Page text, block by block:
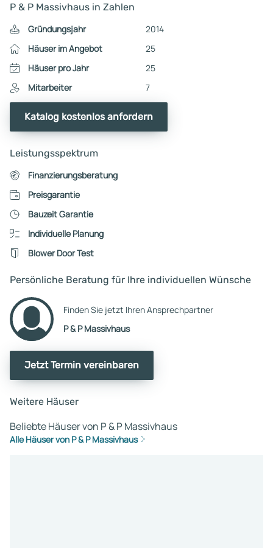
P & P Massivhaus in Zahlen
Gründungsjahr
2014
Häuser im Angebot
25
Häuser pro Jahr
25
Mitarbeiter
7
Katalog kostenlos anfordern
Leistungsspektrum
Finanzierungsberatung
Preisgarantie
Bauzeit Garantie
Individuelle Planung
Blower Door Test
Persönliche Beratung für Ihre individuellen Wünsche
Finden Sie jetzt Ihren Ansprechpartner
P & P Massivhaus
Jetzt Termin vereinbaren
Weitere Häuser
Beliebte Häuser von P & P Massivhaus
Alle Häuser von P & P Massivhaus